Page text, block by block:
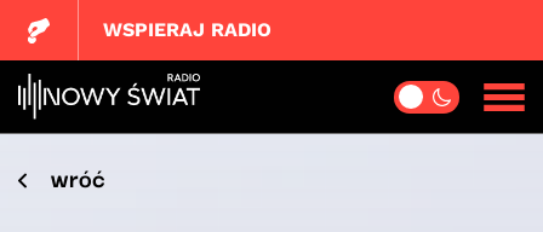
WSPIERAJ RADIO
wróć